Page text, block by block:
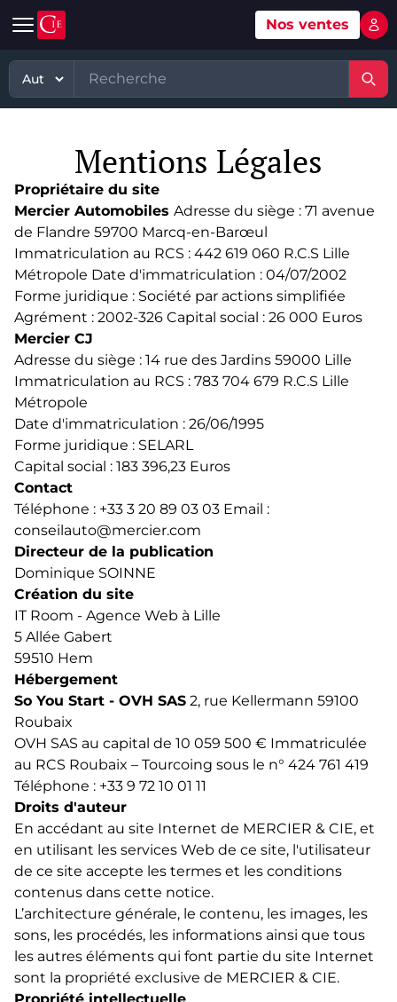
Automobile
Voitures d'occasion
Véhicules tout terrain et 4x4 d'occasion
Motos et quads d'occasion
Voitures de luxe d'occasion
Véhicules utilitaires d'occasion
Grande vente mobilier objets
Ventes XXème
Vente courante hebdo
Bijoux & Mode
Vins & Spiritueux
Spécialités
Matériel, équipement
Matériel professionnel
Stock et marchandises neuves et
d’occasions
Usines & industries
Biens incorporels
TP
Divers
Nos ventes
Mentions Légales
Propriétaire du site
Mercier Automobiles Adresse du siège : 71 avenue
de Flandre 59700 Marcq-en-Barœul
Immatriculation au RCS : 442 619 060 R.C.S Lille
Métropole Date d'immatriculation : 04/07/2002
Forme juridique : Société par actions simplifiée
Agrément : 2002-326 Capital social : 26 000 Euros
Mercier CJ
Adresse du siège : 14 rue des Jardins 59000 Lille
Immatriculation au RCS : 783 704 679 R.C.S Lille
Métropole
Date d'immatriculation : 26/06/1995
Forme juridique : SELARL
Capital social : 183 396,23 Euros
Contact
Téléphone : +33 3 20 89 03 03 Email :
conseilauto@mercier.com
Directeur de la publication
Dominique SOINNE
Création du site
IT Room - Agence Web à Lille
5 Allée Gabert
59510 Hem
Hébergement
So You Start - OVH SAS 2, rue Kellermann 59100
Roubaix
OVH SAS au capital de 10 059 500 € Immatriculée
au RCS Roubaix – Tourcoing sous le n° 424 761 419
Téléphone : +33 9 72 10 01 11
Droits d'auteur
En accédant au site Internet de MERCIER & CIE, et
en utilisant les services Web de ce site, l'utilisateur
de ce site accepte les termes et les conditions
contenus dans cette notice.
L’architecture générale, le contenu, les images, les
sons, les procédés, les informations ainsi que tous
les autres éléments qui font partie du site Internet
sont la propriété exclusive de MERCIER & CIE.